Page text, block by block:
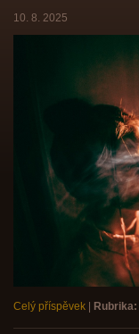
10. 8. 2025
Celý příspěvek | Rubrika: